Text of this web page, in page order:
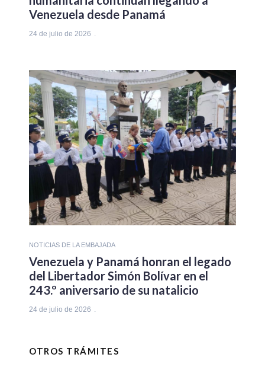
Venezuela desde Panamá
24 de julio de 2026
NOTICIAS DE LA EMBAJADA
Venezuela y Panamá honran el legado
del Libertador Simón Bolívar en el
243.º aniversario de su natalicio
24 de julio de 2026
OTROS TRÁMITES